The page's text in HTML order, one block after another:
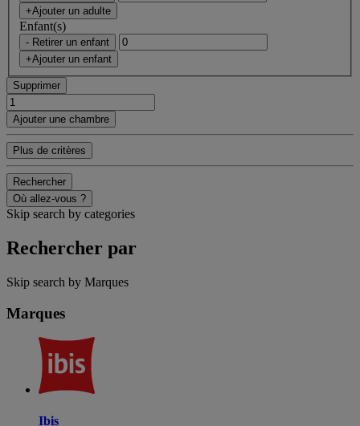
+Ajouter un adulte
Enfant(s)
- Retirer un enfant
+Ajouter un enfant
Supprimer
Ajouter une chambre
Plus de critères
Rechercher
Où allez-vous ?
Skip search by categories
Rechercher par
Skip search by Marques
Marques
Ibis